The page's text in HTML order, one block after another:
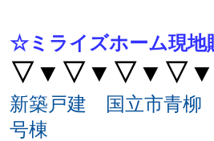
☆ミライズホーム現
▽▼▽▼▽▼
新築戸建 国立市青
号棟